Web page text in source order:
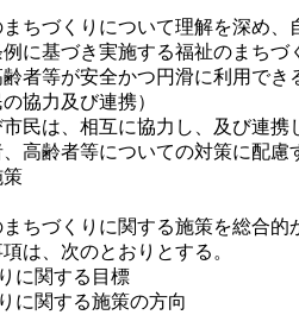
ちづくりについて理解を深め、
に基づき実施する福祉のまちづ
者等が安全かつ円滑に利用でき
協力及び連携）
民は、相互に協力し、及び連携
高齢者等についての対策に配慮
ちづくりに関する施策を総合的
は、次のとおりとする。
に関する目標
に関する施策の方向